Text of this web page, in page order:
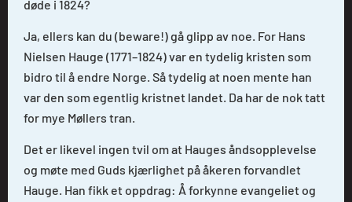
døde i 1824?
Ja, ellers kan du (beware!) gå glipp av noe. For Hans
Nielsen Hauge (1771–1824) var en tydelig kristen som
bidro til å endre Norge. Så tydelig at noen mente han
var den som egentlig kristnet landet. Da har de nok tatt
for mye Møllers tran.
Det er likevel ingen tvil om at Hauges åndsopplevelse
og møte med Guds kjærlighet på åkeren forvandlet
Hauge. Han fikk et oppdrag: Å forkynne evangeliet og